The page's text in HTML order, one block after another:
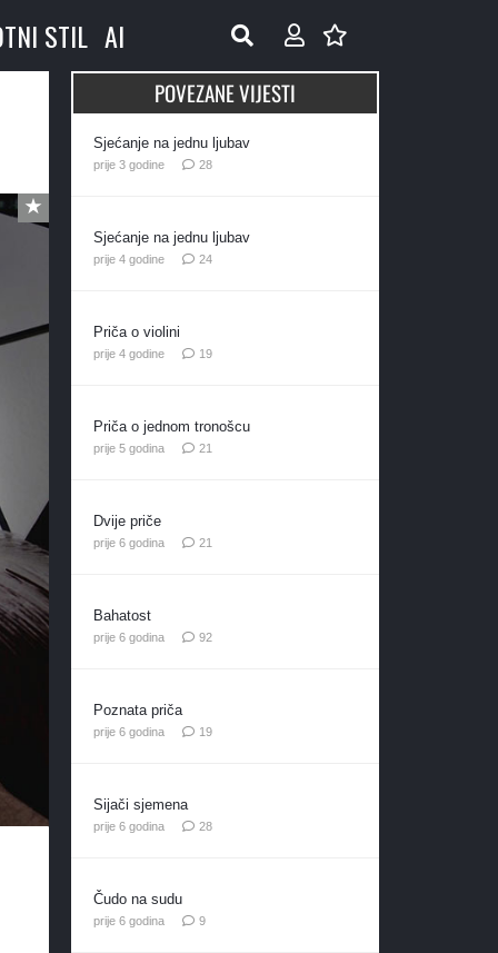
STIL AI
POVEZANE VIJESTI
Sjećanje na jednu ljubav
prije 3 godine 28komentara
Sjećanje na jednu ljubav
prije 4 godine 24komentara
Priča o violini
prije 4 godine 19komentara
Priča o jednom tronošcu
prije 5 godina 21
Dvije priče
prije 6 godina 21
Bahatost
prije 6 godina 92komentara
Poznata priča
prije 6 godina 19komentara
Sijači sjemena
prije 6 godina 28komentara
Čudo na sudu
prije 6 godina 9komentara